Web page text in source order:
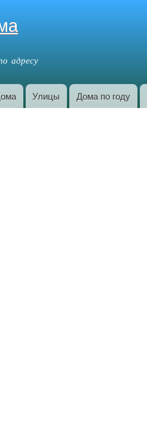
адресу
Улицы Дома по году